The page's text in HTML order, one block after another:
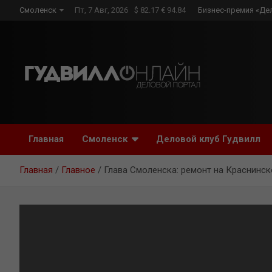
Смоленск Пт, 7 Авг, 2026 $ 82.17 € 94.84 Бизнес-премия
Главная Смоленск Деловой клуб Гудвилл
Главная Главное Глава Смоленска: ремонт на